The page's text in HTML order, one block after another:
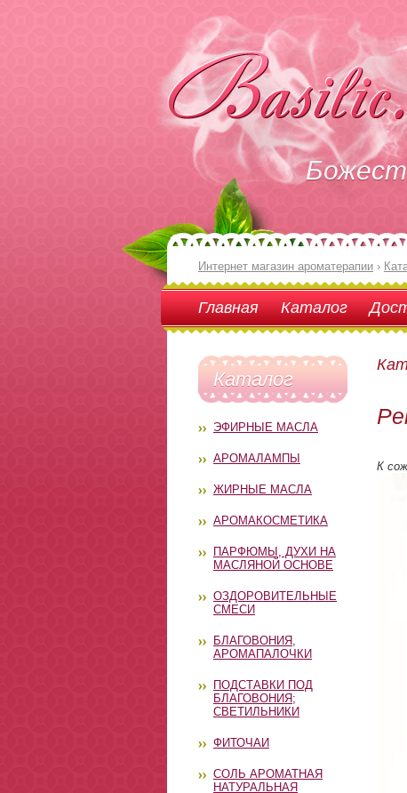
Интернет магазин ароматерапии ›
Главная Каталог
Каталог
ЭФИРНЫЕ МАСЛА
АРОМАЛАМПЫ
ЖИРНЫЕ МАСЛА
АРОМАКОСМЕТИКА
ПАРФЮМЫ, ДУХИ НА
МАСЛЯНОЙ ОСНОВЕ
ОЗДОРОВИТЕЛЬНЫЕ
СМЕСИ
БЛАГОВОНИЯ,
АРОМАПАЛОЧКИ
ПОДСТАВКИ ПОД
БЛАГОВОНИЯ;
СВЕТИЛЬНИКИ
ФИТОЧАИ
СОЛЬ АРОМАТНАЯ
НАТУРАЛЬНАЯ
К